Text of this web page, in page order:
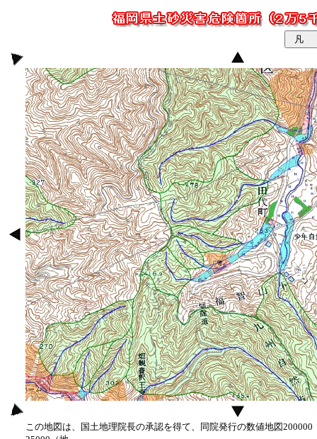
この地図は、国土地理院長の承認を得て、同院発行の数値地図